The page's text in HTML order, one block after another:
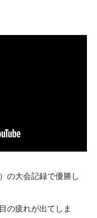
の大会記録で優勝し
の疲れが出てしま